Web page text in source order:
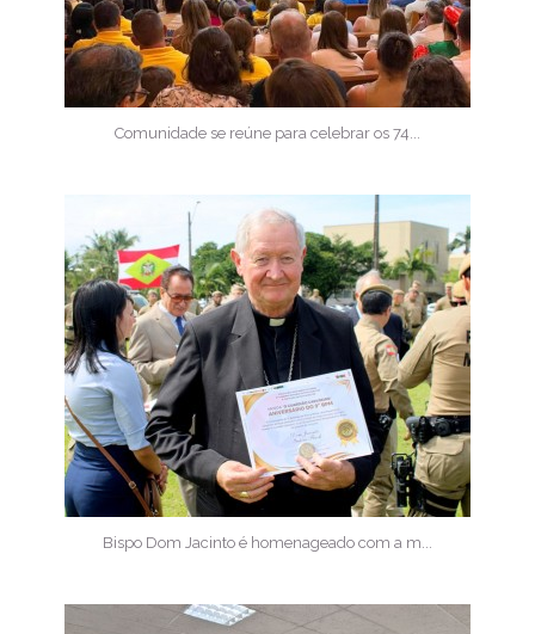
Comunidade se reúne para celebrar os 74...
Bispo Dom Jacinto é homenageado com a m...